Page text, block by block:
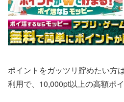
ポイントをガッツリ貯めたい方
利用で、10,000pt以上の高額ポ